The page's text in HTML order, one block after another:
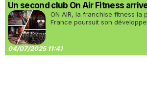
Un second club On Air Fitness
ON AIR, la franchise fitness la
France poursuit son
04/07/2025 11:41